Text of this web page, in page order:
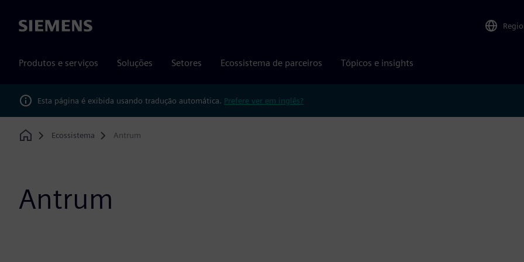
Siemens
Produtos e serviços Soluções Setores Ecossistema de parceiros Tópicos e insights
Esta página é exibida usando tradução automática. Prefere ver em inglês?
Home
Ecossistema Antrum
Antrum